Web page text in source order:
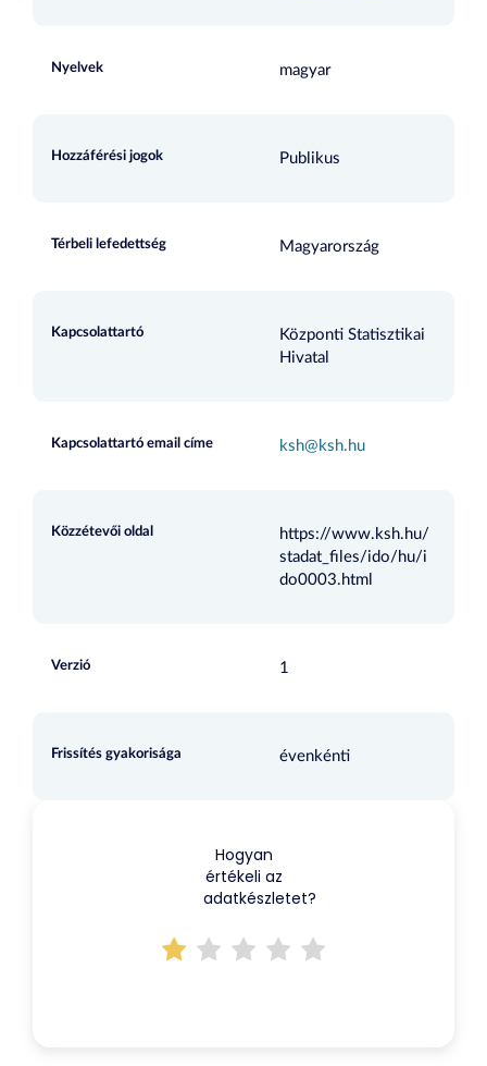
Nyelvek magyar
Hozzáférési jogok Publikus
Térbeli lefedettség Magyarország
Kapcsolattartó
Központi Statisztikai
Hivatal
Kapcsolattartó email címe ksh@ksh.hu
Közzétevői oldal
https://www.ksh.hu/
stadat_files/ido/hu/i
do0003.html
Verzió 1
Frissítés gyakorisága évenkénti
Hogyan
értékeli az
adatkészletet?